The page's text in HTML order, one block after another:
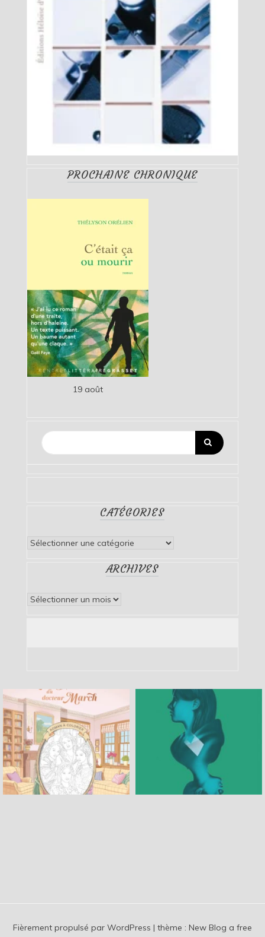
PROCHAINE CHRONIQUE
19 août
CATÉGORIES
Catégories
ARCHIVES
Archives
Fièrement propulsé par WordPress | thème : New Blog a free